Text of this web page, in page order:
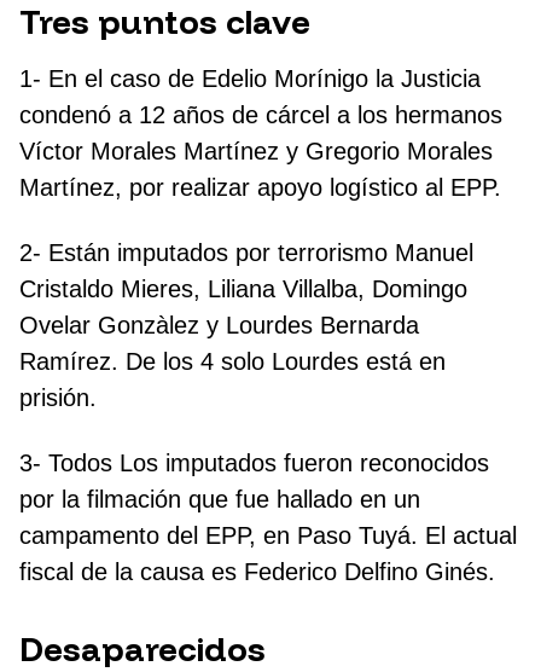
Tres puntos clave
1- En el caso de Edelio Morínigo la Justicia
condenó a 12 años de cárcel a los hermanos
Víctor Morales Martínez y Gregorio Morales
Martínez, por realizar apoyo logístico al EPP.
2- Están imputados por terrorismo Manuel
Cristaldo Mieres, Liliana Villalba, Domingo
Ovelar Gonzàlez y Lourdes Bernarda
Ramírez. De los 4 solo Lourdes está en
prisión.
3- Todos Los imputados fueron reconocidos
por la filmación que fue hallado en un
campamento del EPP, en Paso Tuyá. El actual
fiscal de la causa es Federico Delfino Ginés.
Desaparecidos